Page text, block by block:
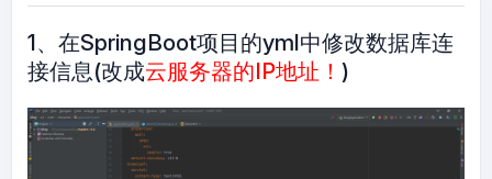
1、在SpringBoot项目的yml中修改数据库连
接信息(改成云服务器的IP地址！ )